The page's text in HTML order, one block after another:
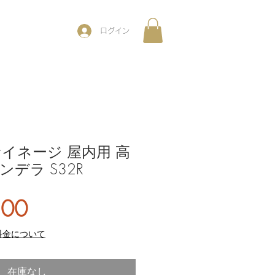
ログイン
ネージ 屋内用 高
デラ S32R
価
格
について
在庫なし